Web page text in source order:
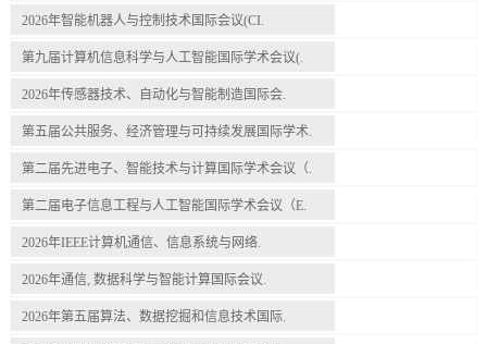
2026年智能机器人与控制技术国际会议(CI.
第九届计算机信息科学与人工智能国际学术会议(.
2026年传感器技术、自动化与智能制造国际会.
第五届公共服务、经济管理与可持续发展国际学术.
第二届先进电子、智能技术与计算国际学术会议（.
第二届电子信息工程与人工智能国际学术会议（E.
2026年IEEE计算机通信、信息系统与网络.
2026年通信, 数据科学与智能计算国际会议.
2026年第五届算法、数据挖掘和信息技术国际.